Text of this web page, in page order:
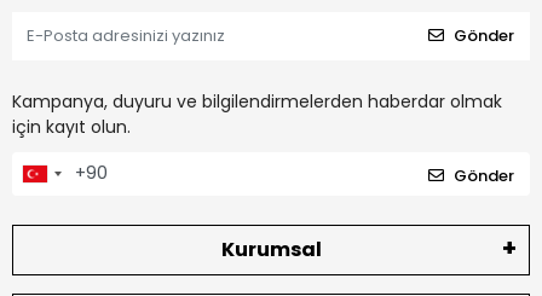
Gönder
Kampanya, duyuru ve bilgilendirmelerden haberdar olmak
için kayıt olun.
Gönder
Kurumsal